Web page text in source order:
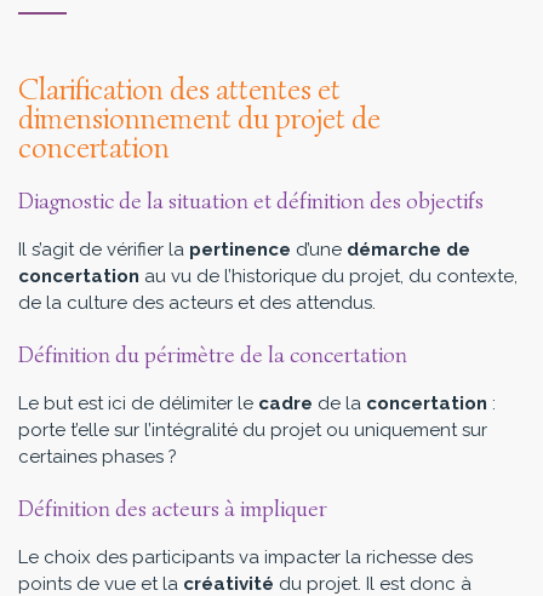
Clarification des attentes et
dimensionnement du projet de
concertation
Diagnostic de la situation et définition des objectifs
Il s’agit de vérifier la pertinence d’une démarche de
concertation au vu de l’historique du projet, du contexte,
de la culture des acteurs et des attendus.
Définition du périmètre de la concertation
Le but est ici de délimiter le cadre de la concertation :
porte t’elle sur l’intégralité du projet ou uniquement sur
certaines phases ?
Définition des acteurs à impliquer
Le choix des participants va impacter la richesse des
points de vue et la créativité du projet. Il est donc à